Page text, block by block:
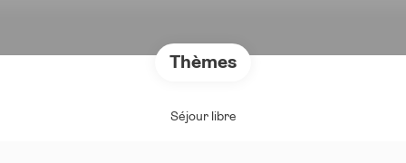
Thèmes
Séjour libre